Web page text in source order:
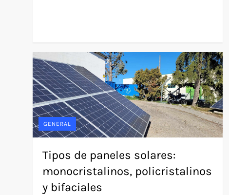
GENERAL
Tipos de paneles solares:
monocristalinos, policristalinos
y bifaciales